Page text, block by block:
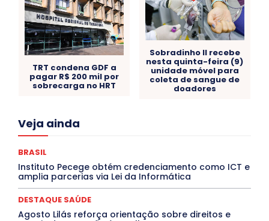
TRT condena GDF a
pagar R$ 200 mil por
sobrecarga no HRT
Sobradinho II recebe
nesta quinta-feira (9)
unidade móvel para
coleta de sangue de
doadores
Veja ainda
Acre
Ceará
Crônica Política
Crônicas
CULTURA
Cultura e Tal
DANÇA Dengue
Destaques Enfermagem Unida
DESTAQUES OUTROS
BRASIL
Instituto Pecege obtém credenciamento como ICT e
amplia parcerias via Lei da Informática
DESTAQUE SAÚDE
Agosto Lilás reforça orientação sobre direitos e